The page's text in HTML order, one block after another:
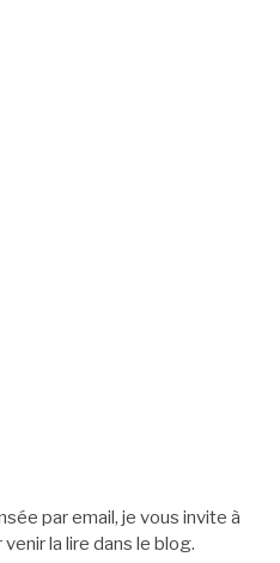
par email, je vous invite à
la lire dans le blog.